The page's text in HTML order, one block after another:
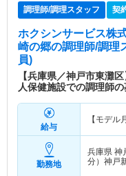
調理師/調理スタッフ 契
ホクシンサービス株
崎の郷の調理師/調理
員)
【兵庫県／神戸市東灘
人保健施設での調理師
給与
【モデル
勤務地
兵庫県 神
分）神戸